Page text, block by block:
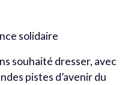
solidaire
souhaité dresser, avec
pistes d’avenir du